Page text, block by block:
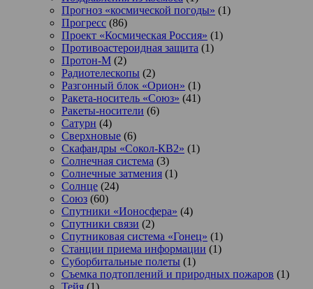
Прогноз «космической погоды» (1)
Прогресс (86)
Проект «Космическая Россия» (1)
Противоастероидная защита (1)
Протон-М (2)
Радиотелескопы (2)
Разгонный блок «Орион» (1)
Ракета-носитель «Союз» (41)
Ракеты-носители (6)
Сатурн (4)
Сверхновые (6)
Скафандры «Сокол-КВ2» (1)
Солнечная система (3)
Солнечные затмения (1)
Солнце (24)
Союз (60)
Спутники «Ионосфера» (4)
Спутники связи (2)
Спутниковая система «Гонец» (1)
Станции приема информации (1)
Суборбитальные полеты (1)
Съемка подтоплений и природных пожаров (1)
Тейя (1)